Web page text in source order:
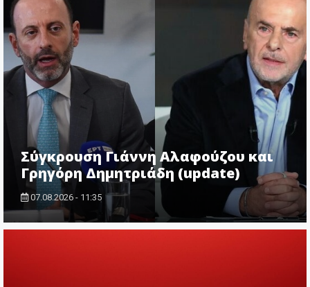
Σύγκρουση Γιάννη Αλαφούζου και
Γρηγόρη Δημητριάδη (update)
07.08.2026 - 11:35